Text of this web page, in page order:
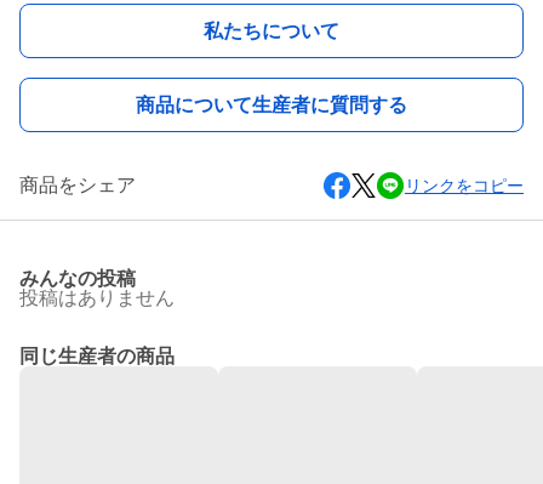
私たちについて
商品について生産者に質問する
商品をシェア リンクをコピー
みんなの投稿
投稿はありません
同じ生産者の商品